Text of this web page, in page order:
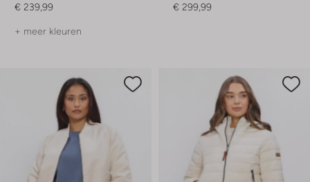
€ 239,99
+ meer kleuren
€ 299,99